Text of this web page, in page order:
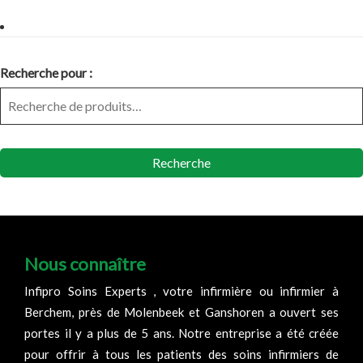
Recherche pour :
Recherche
Nous connaître
Infipro Soins Experts , votre infirmière ou infirmier à
Berchem, près de Molenbeek et Ganshoren a ouvert ses
portes il y a plus de 5 ans. Notre entreprise a été créée
pour offrir à tous les patients des soins infirmiers de